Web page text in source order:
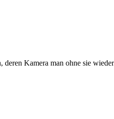
Kamera man ohne sie